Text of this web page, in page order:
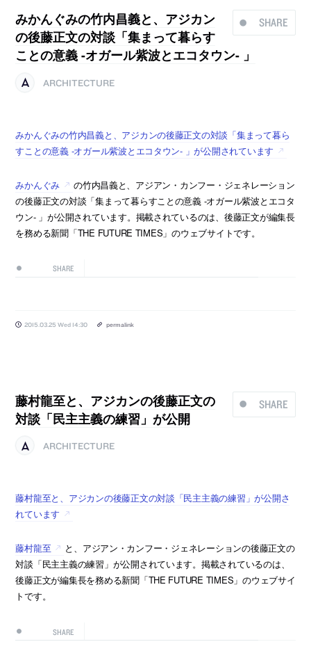
SHARE
みかんぐみの竹内昌義と、アジカン
の後藤正文の対談「集まって暮らす
ことの意義 -オガール紫波とエコタウン- 」
ARCHITECTURE
みかんぐみの竹内昌義と、アジカンの後藤正文の対談「集まって暮ら
すことの意義 -オガール紫波とエコタウン- 」が公開されています
みかんぐみ
の竹内昌義と、アジアン・カンフー・ジェネレーション
の後藤正文の対談「集まって暮らすことの意義 -オガール紫波とエコタ
ウン- 」が公開されています。掲載されているのは、後藤正文が編集長
を務める新聞「THE FUTURE TIMES」のウェブサイトです。
SHARE
2015.03.25 Wed 14:30 permalink
SHARE
藤村龍至と、アジカンの後藤正文の
対談「民主主義の練習」が公開
ARCHITECTURE
藤村龍至と、アジカンの後藤正文の対談「民主主義の練習」が公開さ
れています
藤村龍至
と、アジアン・カンフー・ジェネレーションの後藤正文の
対談「民主主義の練習」が公開されています。掲載されているのは、
後藤正文が編集長を務める新聞「THE FUTURE TIMES」のウェブサイ
トです。
SHARE